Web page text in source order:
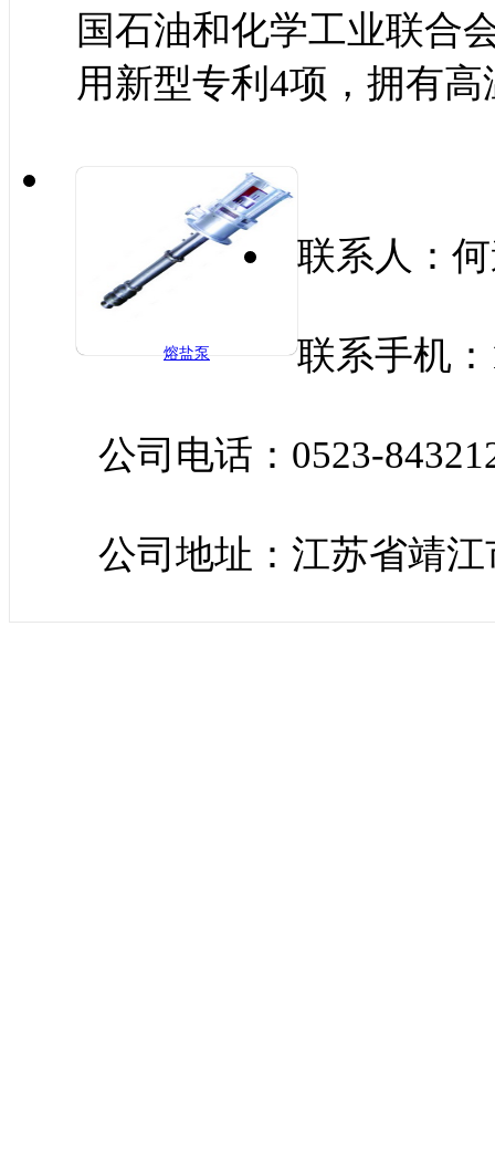
国石油和化学工业联合
用新型专利4项，拥有
熔盐泵
联系人：
联系手机：
公司电话：0523-
公司地址：江苏省靖